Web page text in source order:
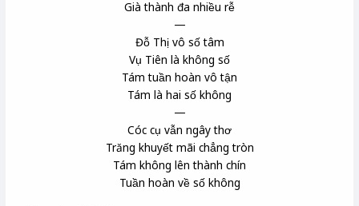
Già thành đa nhiều rễ
—
Đỗ Thị vô số tâm
Vụ Tiên là không số
Tám tuần hoàn vô tận
Tám là hai số không
—
Cóc cụ vẫn ngây thơ
Trăng khuyết mãi chẳng tròn
Tám không lên thành chín
Tuần hoàn về số không